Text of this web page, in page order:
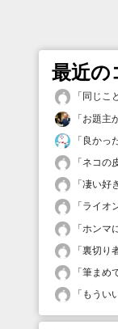
最近の
「同じこ
「お題主
「 良かっ
「ネコの
「凄い好
「ライオ
「ホンマ
「裏切り
「筆まめ
「 もうい